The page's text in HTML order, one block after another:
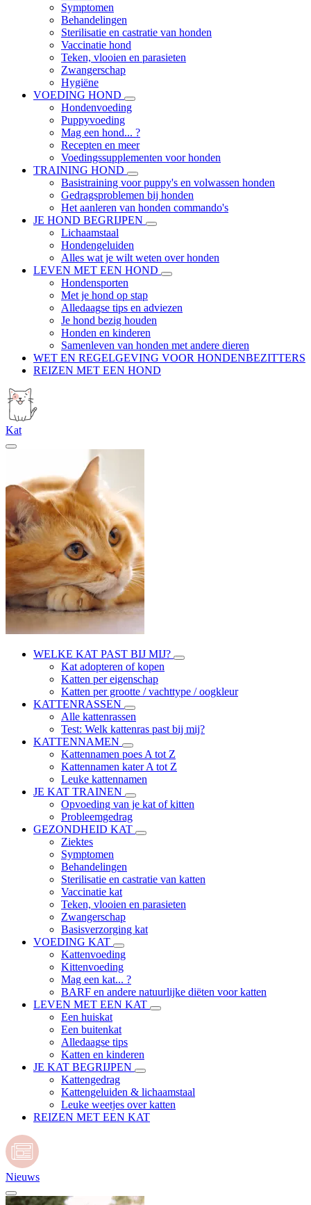
Symptomen
Behandelingen
Sterilisatie en castratie van honden
Vaccinatie hond
Teken, vlooien en parasieten
Zwangerschap
Hygiëne
VOEDING HOND
Hondenvoeding
Puppyvoeding
Mag een hond... ?
Recepten en meer
Voedingssupplementen voor honden
TRAINING HOND
Basistraining voor puppy's en volwassen honden
Gedragsproblemen bij honden
Het aanleren van honden commando's
JE HOND BEGRIJPEN
Lichaamstaal
Hondengeluiden
Alles wat je wilt weten over honden
LEVEN MET EEN HOND
Hondensporten
Met je hond op stap
Alledaagse tips en adviezen
Je hond bezig houden
Honden en kinderen
Samenleven van honden met andere dieren
WET EN REGELGEVING VOOR HONDENBEZITTERS
REIZEN MET EEN HOND
Kat
WELKE KAT PAST BIJ MIJ?
Kat adopteren of kopen
Katten per eigenschap
Katten per grootte / vachttype / oogkleur
KATTENRASSEN
Alle kattenrassen
Test: Welk kattenras past bij mij?
KATTENNAMEN
Kattennamen poes A tot Z
Kattennamen kater A tot Z
Leuke kattennamen
JE KAT TRAINEN
Opvoeding van je kat of kitten
Probleemgedrag
GEZONDHEID KAT
Ziektes
Symptomen
Behandelingen
Sterilisatie en castratie van katten
Vaccinatie kat
Teken, vlooien en parasieten
Zwangerschap
Basisverzorging kat
VOEDING KAT
Kattenvoeding
Kittenvoeding
Mag een kat... ?
BARF en andere natuurlijke diëten voor katten
LEVEN MET EEN KAT
Een huiskat
Een buitenkat
Alledaagse tips
Katten en kinderen
JE KAT BEGRIJPEN
Kattengedrag
Kattengeluiden & lichaamstaal
Leuke weetjes over katten
REIZEN MET EEN KAT
Nieuws